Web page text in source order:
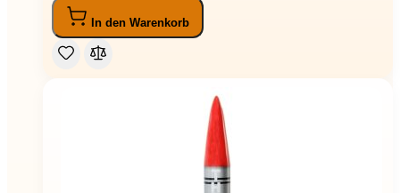
In den Warenkorb